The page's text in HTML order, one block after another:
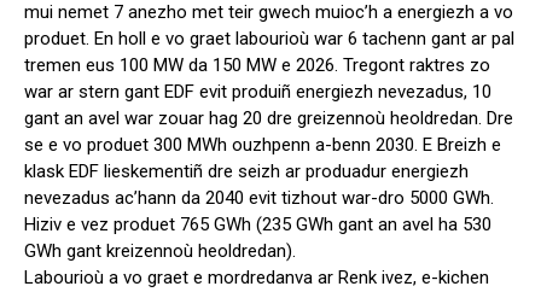
mui nemet 7 anezho met teir gwech muioc’h a energiezh a vo
produet. En holl e vo graet labourioù war 6 tachenn gant ar pal
tremen eus 100 MW da 150 MW e 2026. Tregont raktres zo
war ar stern gant EDF evit produiñ energiezh nevezadus, 10
gant an avel war zouar hag 20 dre greizennoù heoldredan. Dre
se e vo produet 300 MWh ouzhpenn a-benn 2030. E Breizh e
klask EDF lieskementiñ dre seizh ar produadur energiezh
nevezadus ac’hann da 2040 evit tizhout war-dro 5000 GWh.
Hiziv e vez produet 765 GWh (235 GWh gant an avel ha 530
GWh gant kreizennoù heoldredan).
Labourioù a vo graet e mordredanva ar Renk ivez, e-kichen